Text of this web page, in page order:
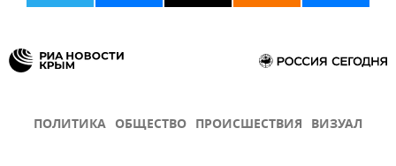
ПОЛИТИКА ОБЩЕСТВО ПРОИСШЕСТВИЯ ВИЗУАЛ